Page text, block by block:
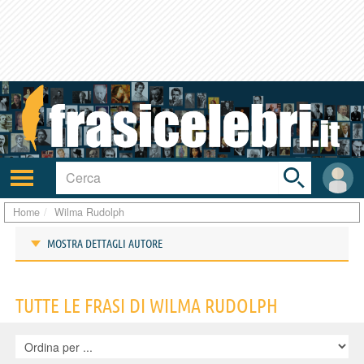
Attiva/disattiva
navigazione
User
area
Toggle
search
bar
Home Wilma Rudolph
MOSTRA DETTAGLI AUTORE
TUTTE LE FRASI DI WILMA RUDOLPH